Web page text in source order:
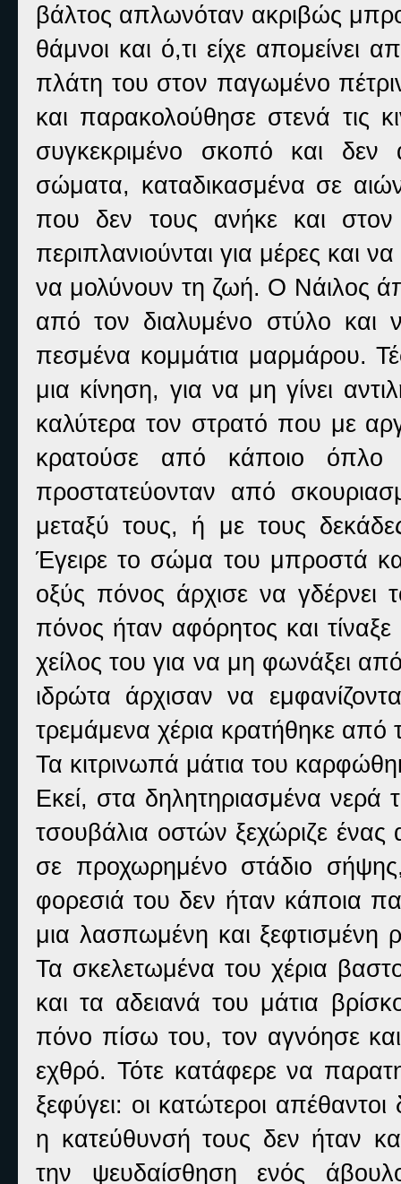
βάλτος απλωνόταν ακριβώς
θάμνοι και ό,τι είχε
πλάτη του στον παγωμένο
και παρακολούθησε στενά τις
συγκεκριμένο σκοπό και δεν
σώματα, καταδικασμένα σε
που δεν τους ανήκε και
περιπλανιούνται για μέρες και
να μολύνουν τη ζωή. Ο Νάιλος
από τον διαλυμένο στύλο
πεσμένα κομμάτια μαρμάρου.
μια κίνηση, για να μη γίνει
καλύτερα τον στρατό που με
κρατούσε από κάποιο όπλο
προστατεύονταν από
μεταξύ τους, ή με τους
Έγειρε το σώμα του μπροστά
οξύς πόνος άρχισε να γδέρνει
πόνος ήταν αφόρητος και
χείλος του για να μη φωνάξει
ιδρώτα άρχισαν να
τρεμάμενα χέρια κρατήθηκε από
Τα κιτρινωπά μάτια του
Εκεί, στα δηλητηριασμένα
τσουβάλια οστών ξεχώριζε
σε προχωρημένο στάδιο
φορεσιά του δεν ήταν κάποια
μια λασπωμένη και ξεφτισμένη
Τα σκελετωμένα του χέρια
και τα αδειανά του μάτια
πόνο πίσω του, τον αγνόησε
εχθρό. Τότε κατάφερε να
ξεφύγει: οι κατώτεροι
η κατεύθυνσή τους δεν ήταν
την ψευδαίσθηση ενός